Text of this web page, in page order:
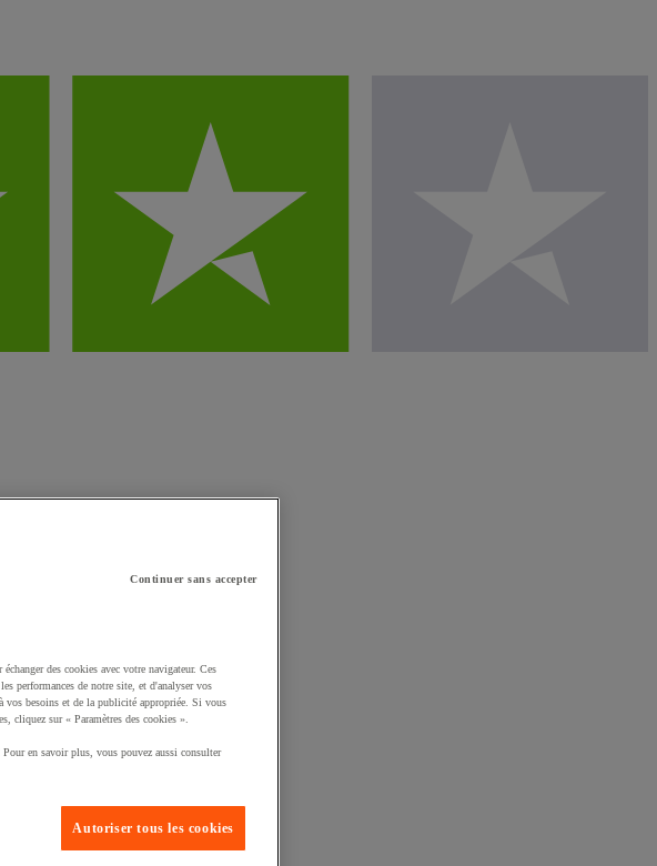
Continuer sans accepter
des cookies avec votre navigateur. Ces
performances de notre site, et d'analyser vos
vos besoins et de la publicité appropriée. Si vous
cliquez sur « Paramètres des cookies ».
en savoir plus, vous pouvez aussi consulter
Autoriser tous les cookies